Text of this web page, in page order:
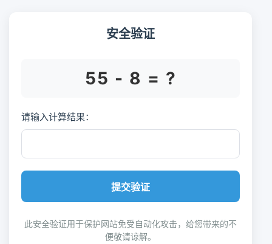
安全验证
55 - 8 = ?
请输入计算结果：
提交验证
此安全验证用于保护网站免受自动化攻击，给您带来的不
便敬请谅解。